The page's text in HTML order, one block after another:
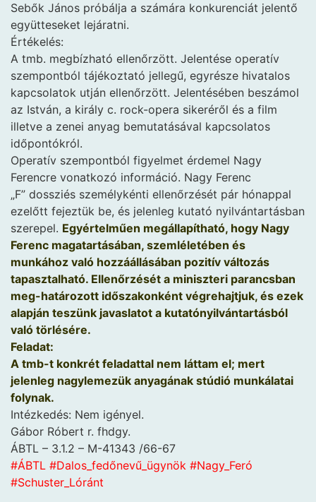
Sebők János próbálja a számára konkurenciát jelentő
együtteseket lejáratni.
Értékelés:
A tmb. megbízható ellenőrzött. Jelentése operatív
szempontból tájékoztató jellegű, egyrésze hivatalos
kapcsolatok utján ellenőrzött. Jelentésében beszámol
az István, a király c. rock-opera sikeréről és a film
illetve a zenei anyag bemutatásával kapcsolatos
időpontókról.
Operatív szempontból figyelmet érdemel Nagy
Ferencre vonatkozó információ. Nagy Ferenc
„F” dossziés személykénti ellenőrzését pár hónappal
ezelőtt fejeztük be, és jelenleg kutató nyilvántartásban
szerepel. Egyértelműen megállapítható, hogy Nagy
Ferenc magatartásában, szemléletében és
munkához való hozzáállásában pozitív változás
tapasztalható. Ellenőrzését a miniszteri parancsban
meg-határozott időszakonként végrehajtjuk, és ezek
alapján teszünk javaslatot a kutatónyilvántartásból
való törlésére.
Feladat:
A tmb-t konkrét feladattal nem láttam el; mert
jelenleg nagylemezük anyagának stúdió munkálatai
folynak.
Intézkedés: Nem igényel.
Gábor Róbert r. fhdgy.
ÁBTL – 3.1.2 – M-41343 /66-67
#ÁBTL #Dalos_fedőnevű_ügynök #Nagy_Feró
#Schuster_Lóránt